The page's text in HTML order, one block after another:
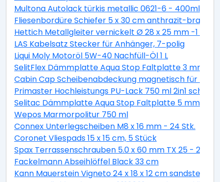
Multona Autolack türkis metallic 0621-6 - 400ml
Fliesenbordüre Schiefer 5 x 30 cm anthrazit-braun
Hettich Metallgleiter vernickelt Ø 28 x 25 mm -1
LAS Kabelsatz Stecker für Anhänger, 7-polig
Liqui Moly Motoröl 5W-40 Nachfüll-Öl 1 L
SelitFlex Dämmplatte Aqua Stop Faltplatte 3 mm
Cabin Cap Scheibenabdeckung magnetisch für
Primaster Hochleistungs PU-Lack 750 ml 2in1
Selitac Dämmplatte Aqua Stop Faltplatte 5 mm
Wepos Marmorpolitur 750 ml
Connex Unterlegscheiben M8 x 16 mm - 24 Stk.
Coronet Vliespads 15 x 15 cm, 5 Stück
Spax Terrassenschrauben 5.0 x 60 mm TX 25 - 200
Fackelmann Abseihlöffel Black 33 cm
Kann Mauerstein Vigneto 24 x 18 x 12 cm